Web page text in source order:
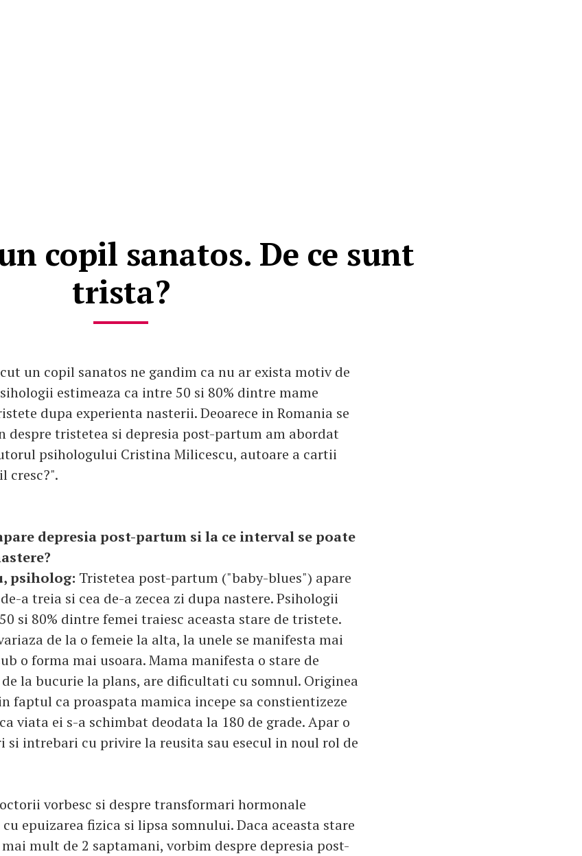
copil sanatos. De ce sunt
trista?
un copil sanatos ne gandim ca nu ar exista motiv de
estimeaza ca intre 50 si 80% dintre mame
dupa experienta nasterii. Deoarece in Romania se
despre tristetea si depresia post-partum am abordat
psihologului Cristina Milicescu, autoare a cartii
cresc?".
depresia post-partum si la ce interval se poate
psiholog: Tristetea post-partum ("baby-blues") apare
a treia si cea de-a zecea zi dupa nastere. Psihologii
si 80% dintre femei traiesc aceasta stare de tristete.
de la o femeie la alta, la unele se manifesta mai
o forma mai usoara. Mama manifesta o stare de
la bucurie la plans, are dificultati cu somnul. Originea
faptul ca proaspata mamica incepe sa constientizeze
viata ei s-a schimbat deodata la 180 de grade. Apar o
si intrebari cu privire la reusita sau esecul in noul rol de
vorbesc si despre transformari hormonale
epuizarea fizica si lipsa somnului. Daca aceasta stare
mult de 2 saptamani, vorbim despre depresia post-